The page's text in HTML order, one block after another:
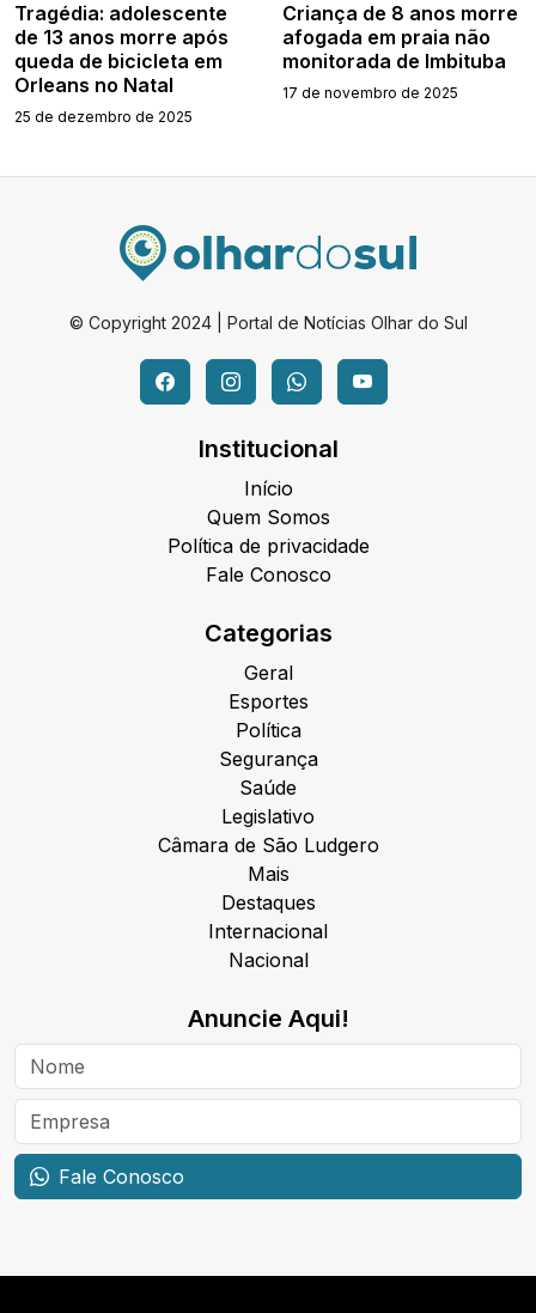
Tragédia: adolescente
de 13 anos morre após
queda de bicicleta em
Orleans no Natal
25 de dezembro de 2025
Criança de 8 anos morre
afogada em praia não
monitorada de Imbituba
17 de novembro de 2025
© Copyright 2024 | Portal de Notícias Olhar do Sul
Institucional
Início
Quem Somos
Política de privacidade
Fale Conosco
Categorias
Geral
Esportes
Política
Segurança
Saúde
Legislativo
Câmara de São Ludgero
Mais
Destaques
Internacional
Nacional
Anuncie Aqui!
Fale Conosco